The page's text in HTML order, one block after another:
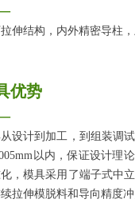
伸结构，内外精密导柱
优势
设计到加工，到组装调
以内，保证设计理
，模具采用了端子式中
拉伸模脱料和导向精度